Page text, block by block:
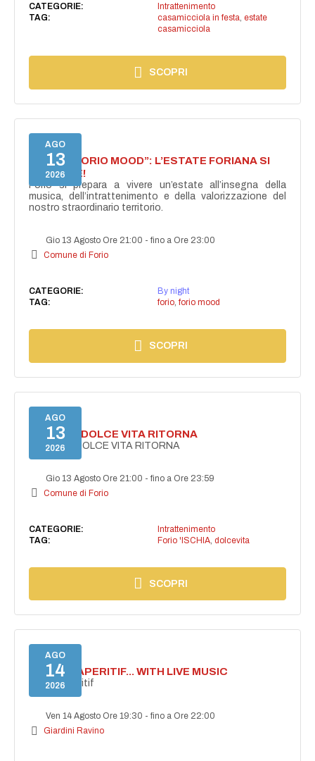
CATEGORIE:
Intrattenimento
TAG:
casamicciola in festa, estate
casamicciola
SCOPRI
AGO
13
2026
NASCE “FORIO MOOD”: L’ESTATE FORIANA SI
ACCENDE!
Forio si prepara a vivere un’estate all’insegna della
musica, dell’intrattenimento e della valorizzazione del
nostro straordinario territorio.
Gio 13 Agosto Ore 21:00 -fino a Ore 23:00
Comune di Forio
CATEGORIE:
By night
TAG:
forio, forio mood
SCOPRI
AGO
13
2026
FORIO LA DOLCE VITA RITORNA
FORIO LA DOLCE VITA RITORNA
Gio 13 Agosto Ore 21:00 -fino a Ore 23:59
Comune di Forio
CATEGORIE:
Intrattenimento
TAG:
Forio 'ISCHIA, dolcevita
SCOPRI
AGO
14
2026
SECRET APERITIF... WITH LIVE MUSIC
Secret aperitif
Ven 14 Agosto Ore 19:30 -fino a Ore 22:00
Giardini Ravino